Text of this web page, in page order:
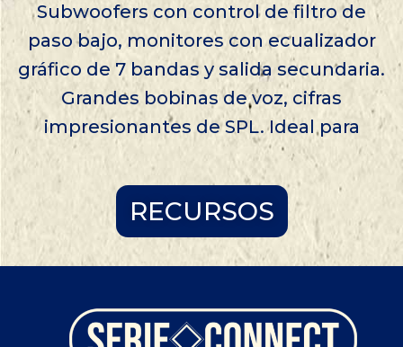
Subwoofers con control de filtro de
paso bajo, monitores con ecualizador
gráfico de 7 bandas y salida secundaria.
Grandes bobinas de voz, cifras
impresionantes de SPL. Ideal para
RECURSOS